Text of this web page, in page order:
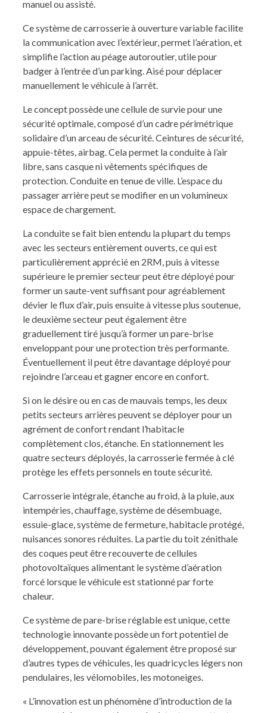
manuel ou assisté.
Ce système de carrosserie à ouverture variable facilite
la communication avec l’extérieur, permet l’aération, et
simplifie l’action au péage autoroutier, utile pour
badger à l’entrée d’un parking. Aisé pour déplacer
manuellement le véhicule à l’arrêt.
Le concept possède une cellule de survie pour une
sécurité optimale, composé d’un cadre périmétrique
solidaire d’un arceau de sécurité. Ceintures de sécurité,
appuie-têtes, airbag. Cela permet la conduite à l’air
libre, sans casque ni vêtements spécifiques de
protection. Conduite en tenue de ville. L’espace du
passager arrière peut se modifier en un volumineux
espace de chargement.
La conduite se fait bien entendu la plupart du temps
avec les secteurs entièrement ouverts, ce qui est
particulièrement apprécié en 2RM, puis à vitesse
supérieure le premier secteur peut être déployé pour
former un saute-vent suffisant pour agréablement
dévier le flux d’air, puis ensuite à vitesse plus soutenue,
le deuxième secteur peut également être
graduellement tiré jusqu’à former un pare-brise
enveloppant pour une protection très performante.
Éventuellement il peut être davantage déployé pour
rejoindre l’arceau et gagner encore en confort.
Si on le désire ou en cas de mauvais temps, les deux
petits secteurs arrières peuvent se déployer pour un
agrément de confort rendant l’habitacle
complètement clos, étanche. En stationnement les
quatre secteurs déployés, la carrosserie fermée à clé
protège les effets personnels en toute sécurité.
Carrosserie intégrale, étanche au froid, à la pluie, aux
intempéries, chauffage, système de désembuage,
essuie-glace, système de fermeture, habitacle protégé,
nuisances sonores réduites. La partie du toit zénithale
des coques peut être recouverte de cellules
photovoltaïques alimentant le système d’aération
forcé lorsque le véhicule est stationné par forte
chaleur.
Ce système de pare-brise réglable est unique, cette
technologie innovante possède un fort potentiel de
développement, pouvant également être proposé sur
d’autres types de véhicules, les quadricycles légers non
pendulaires, les vélomobiles, les motoneiges.
« L’innovation est un phénomène d’introduction de la